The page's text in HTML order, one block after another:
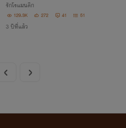
รักโรแมนติก
129.3K 272 41 51
3 ปีที่แล้ว